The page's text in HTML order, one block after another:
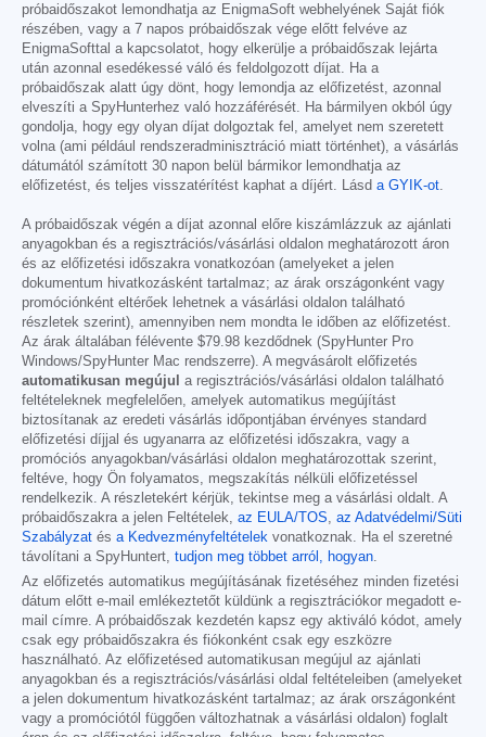
próbaidőszakot lemondhatja az EnigmaSoft webhelyének Saját fiók
részében, vagy a 7 napos próbaidőszak vége előtt felvéve az
EnigmaSofttal a kapcsolatot, hogy elkerülje a próbaidőszak lejárta
után azonnal esedékessé váló és feldolgozott díjat. Ha a
próbaidőszak alatt úgy dönt, hogy lemondja az előfizetést, azonnal
elveszíti a SpyHunterhez való hozzáférését. Ha bármilyen okból úgy
gondolja, hogy egy olyan díjat dolgoztak fel, amelyet nem szeretett
volna (ami például rendszeradminisztráció miatt történhet), a vásárlás
dátumától számított 30 napon belül bármikor lemondhatja az
előfizetést, és teljes visszatérítést kaphat a díjért. Lásd a GYIK-ot.
A próbaidőszak végén a díjat azonnal előre kiszámlázzuk az ajánlati
anyagokban és a regisztrációs/vásárlási oldalon meghatározott áron
és az előfizetési időszakra vonatkozóan (amelyeket a jelen
dokumentum hivatkozásként tartalmaz; az árak országonként vagy
promóciónként eltérőek lehetnek a vásárlási oldalon található
részletek szerint), amennyiben nem mondta le időben az előfizetést.
Az árak általában félévente $79.98 kezdődnek (SpyHunter Pro
Windows/SpyHunter Mac rendszerre). A megvásárolt előfizetés
automatikusan megújul
a regisztrációs/vásárlási oldalon található
feltételeknek megfelelően, amelyek automatikus megújítást
biztosítanak az eredeti vásárlás időpontjában érvényes standard
előfizetési díjjal és ugyanarra az előfizetési időszakra, vagy a
promóciós anyagokban/vásárlási oldalon meghatározottak szerint,
feltéve, hogy Ön folyamatos, megszakítás nélküli előfizetéssel
rendelkezik. A részletekért kérjük, tekintse meg a vásárlási oldalt. A
próbaidőszakra a jelen Feltételek, az EULA/TOS, az Adatvédelmi/Süti
Szabályzat és a Kedvezményfeltételek vonatkoznak. Ha el szeretné
távolítani a SpyHuntert, tudjon meg többet arról, hogyan.
Az előfizetés automatikus megújításának fizetéséhez minden fizetési
dátum előtt e-mail emlékeztetőt küldünk a regisztrációkor megadott e-
mail címre. A próbaidőszak kezdetén kapsz egy aktiváló kódot, amely
csak egy próbaidőszakra és fiókonként csak egy eszközre
használható. Az előfizetésed automatikusan megújul az ajánlati
anyagokban és a regisztrációs/vásárlási oldal feltételeiben (amelyeket
a jelen dokumentum hivatkozásként tartalmaz; az árak országonként
vagy a promóciótól függően változhatnak a vásárlási oldalon) foglalt